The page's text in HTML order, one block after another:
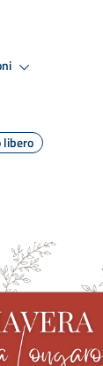
libero